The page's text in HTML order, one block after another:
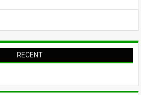
RECENT